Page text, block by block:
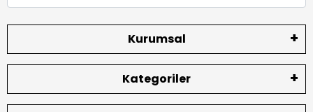
Kurumsal
Kategoriler